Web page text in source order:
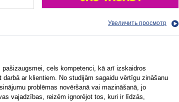
Увеличить просмотр
cels kompetenci, kā arī izskaidros
ar klientiem. No studijām sagaidu vērtīgu zināšanu
problēmas novēršanā vai mazināšanā, jo
vajadzības, reizēm ignorējot tos, kuri ir līdzās,